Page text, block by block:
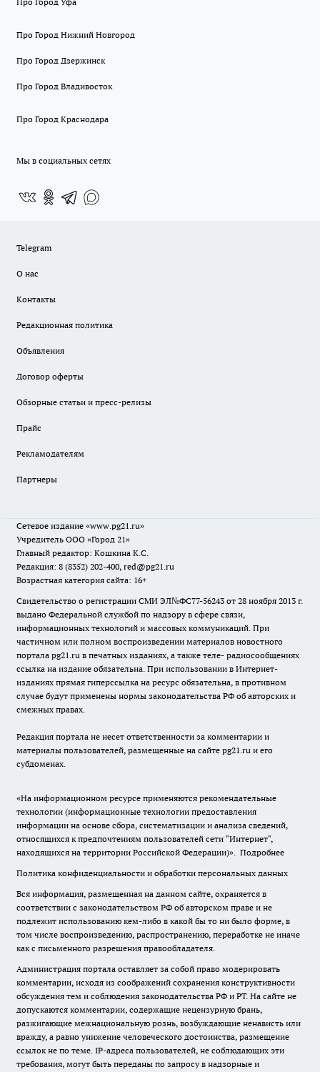
Про Город Нижний Новгород
Про Город Дзержинск
Про Город Владивосток
Про Город Краснодара
Мы в социальных сетях
Telegram
О нас
Контакты
Редакционная политика
Объявления
Договор оферты
Обзорные статьи и пресс-релизы
Прайс
Рекламодателям
Партнеры
Сетевое издание «www.pg21.ru»
Учредитель ООО «Город 21»
Главный редактор: Кошкина К.С.
Редакция: 8 (8352) 202-400, red@pg21.ru
Возрастная категория сайта: 16+
Свидетельство о регистрации СМИ ЭЛ№ФС77-56243 от 28 ноября 2013 г.
выдано Федеральной службой по надзору в сфере связи,
информационных технологий и массовых коммуникаций. При
частичном или полном воспроизведении материалов новостного
портала pg21.ru в печатных изданиях, а также теле- радиосообщениях
ссылка на издание обязательна. При использовании в Интернет-
изданиях прямая гиперссылка на ресурс обязательна, в противном
случае будут применены нормы законодательства РФ об авторских и
смежных правах.
Редакция портала не несет ответственности за комментарии и
материалы пользователей, размещенные на сайте pg21.ru и его
субдоменах.
«На информационном ресурсе применяются рекомендательные
технологии (информационные технологии предоставления
информации на основе сбора, систематизации и анализа сведений,
относящихся к предпочтениям пользователей сети "Интернет",
находящихся на территории Российской Федерации)». Подробнее
Политика конфиденциальности и обработки персональных данных
Вся информация, размещенная на данном сайте, охраняется в
соответствии с законодательством РФ об авторском праве и не
подлежит использованию кем-либо в какой бы то ни было форме, в
том числе воспроизведению, распространению, переработке не иначе
как с письменного разрешения правообладателя.
Администрация портала оставляет за собой право модерировать
комментарии, исходя из соображений сохранения конструктивности
обсуждения тем и соблюдения законодательства РФ и РТ. На сайте не
допускаются комментарии, содержащие нецензурную брань,
разжигающие межнациональную рознь, возбуждающие ненависть или
вражду, а равно унижение человеческого достоинства, размещение
ссылок не по теме. IP-адреса пользователей, не соблюдающих эти
требования, могут быть переданы по запросу в надзорные и